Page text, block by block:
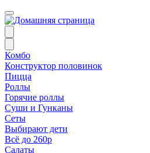
Комбо
Конструктор половинок
Пицца
Роллы
Горячие роллы
Суши и Гунканы
Сеты
Выбирают дети
Всё до 260р
Салаты